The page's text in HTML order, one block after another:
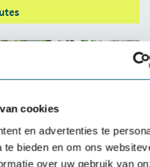
cookies
en advertenties te
bieden en om ons
over uw gebruik van